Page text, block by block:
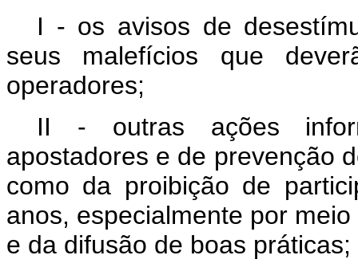
I - os avisos de
seus malefícios que
operadores;
II - outras ações
apostadores e de prevenção
como da proibição de
anos, especialmente por
e da difusão de boas práticas;